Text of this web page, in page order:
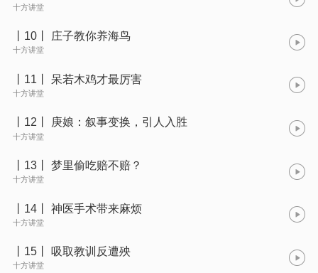
十方讲堂
丨10丨 庄子教你养海鸟
十方讲堂
丨11丨 呆若木鸡才最厉害
十方讲堂
丨12丨 庚娘：叙事变换，引人入胜
十方讲堂
丨13丨 梦里偷吃赔不赔？
十方讲堂
丨14丨 神医手术带来麻烦
十方讲堂
丨15丨 吸取教训反遭殃
十方讲堂